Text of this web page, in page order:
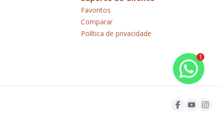
Favoritos
Comparar
Política de privacidade
1